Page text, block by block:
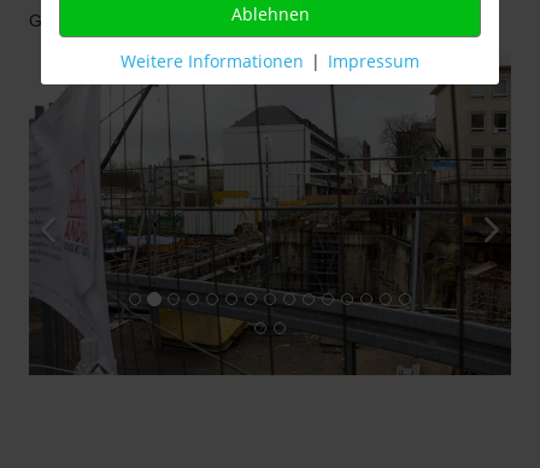
Gedenkveranstaltung am Einsturzort, Fotos Christine Sünn:
Ablehnen
Weitere Informationen | Impressum